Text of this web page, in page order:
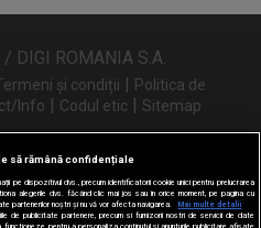
DIGI ROMANIA S.A.
și condiții | Politica de
Info | Codul etic | Sitemap
ne și pe
să rămână confidențiale
pe dispozitivul dvs., precum identificatorii cookie unici pentru prelucrarea
alegerile dvs. făcând clic mai jos sau în orice moment, pe pagina cu
partenerilor noștri și nu vă vor afecta navigarea.
Mai multe detalii
de publicitate partenere, precum si furnizorii nostri de servicii de date